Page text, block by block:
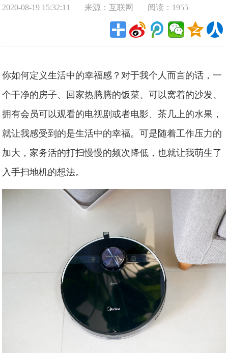
人市场：4000pa吸力、AI路径
2020-08-19 15:32:11 来源：互联网 阅读：1955
你如何定义生活中的幸福感？对于我个人而言的话，一
个干净的房子、回家热腾腾的饭菜、可以窝着的沙发、
拥有会员可以观看的电视剧或者电影、茶几上的水果，
就让我感受到的是生活中的幸福。可是随着工作压力的
加大，家务活的打扫慢慢的频次降低，也就让我萌生了
入手扫地机的想法。